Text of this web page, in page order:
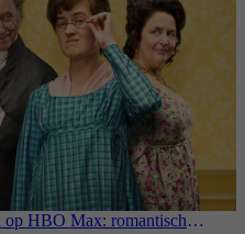
op HBO Max: romantisch